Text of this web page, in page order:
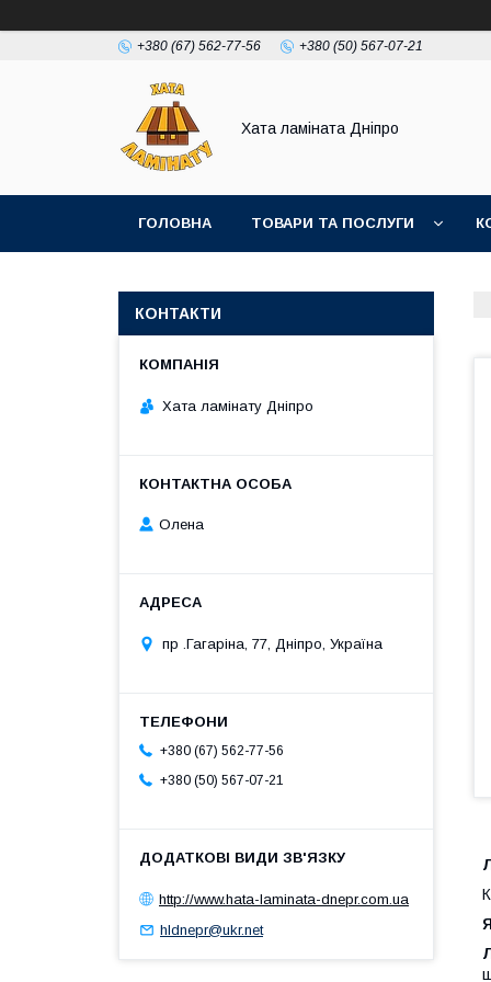
+380 (67) 562-77-56 +380 (50) 567-07-21
Хата ламіната Дніпро
ГОЛОВНА ТОВАРИ ТА ПОСЛУГИ
КОНТАКТИ
Хата ламінату Дніпро
Олена
пр .Гагаріна, 77, Дніпро, Україна
+380 (67) 562-77-56
+380 (50) 567-07-21
http://www.hata-laminata-dnepr.com.ua
hldnepr@ukr.net